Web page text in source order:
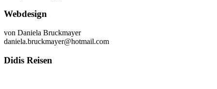
Webdesign
von Daniela Bruckmayer
daniela.bruckmayer@hotmail.com
Didis Reisen